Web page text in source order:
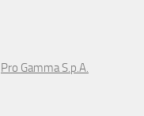
Pro Gamma S.p.A.